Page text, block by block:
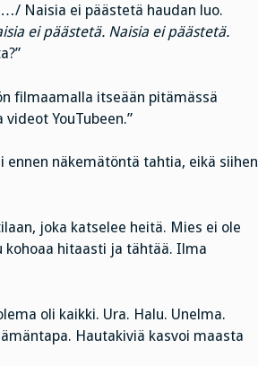
…/ Naisia ei päästetä haudan luo.
ei päästetä. Naisia ei päästetä.
filmaamalla itseään pitämässä
YouTubeen.”
näkemätöntä tahtia, eikä siihen
joka katselee heitä. Mies ei ole
kohoaa hitaasti ja tähtää. Ilma
oli kaikki. Ura. Halu. Unelma.
Hautakiviä kasvoi maasta